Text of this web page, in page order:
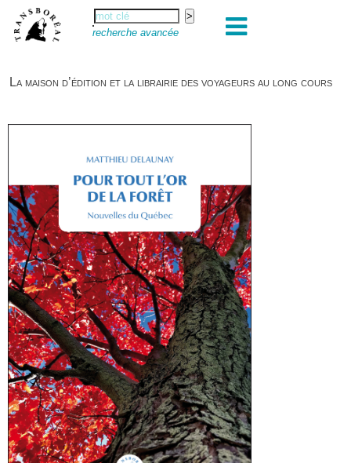
recherche avancée
La maison d’édition et la librairie des voyageurs au long cours